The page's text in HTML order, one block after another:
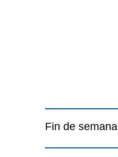
Fin de semana